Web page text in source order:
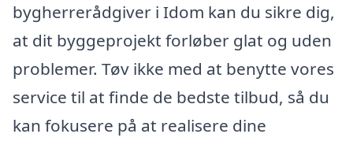
bygherrerådgiver i Idom kan du sikre dig,
at dit byggeprojekt forløber glat og uden
problemer. Tøv ikke med at benytte vores
service til at finde de bedste tilbud, så du
kan fokusere på at realisere dine